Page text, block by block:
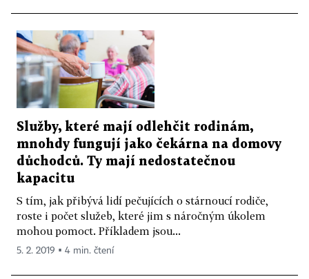
Služby, které mají odlehčit rodinám,
mnohdy fungují jako čekárna na domovy
důchodců. Ty mají nedostatečnou
kapacitu
S tím, jak přibývá lidí pečujících o stárnoucí rodiče,
roste i počet služeb, které jim s náročným úkolem
mohou pomoct. Příkladem jsou...
5. 2. 2019 ▪ 4 min. čtení